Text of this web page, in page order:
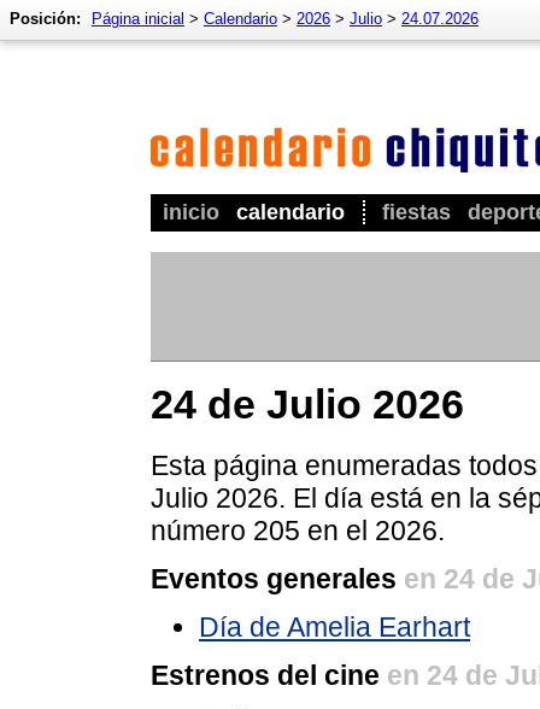
inicio calendario fiestas
Posición: Página inicial > Calendario > 2026 > Julio > 24.07.2026
24 de Julio 2026
Esta página enumeradas
Julio 2026. El día está en la
número 205 en el 2026.
Eventos generales en 24 de
Día de Amelia Earhart
Estrenos del cine en 24 de